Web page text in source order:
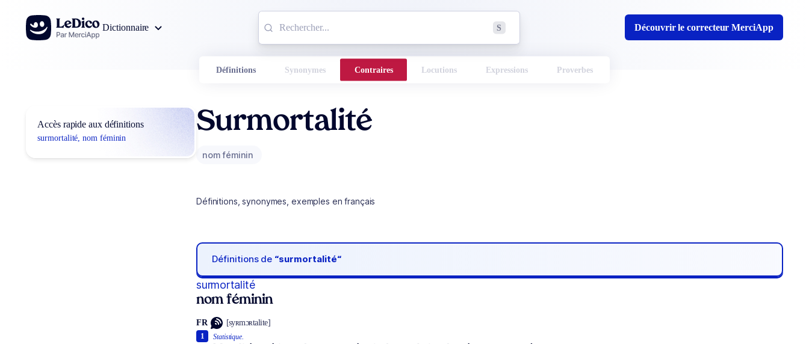
Aller au contenu
Dictionnaire
S Découvrir le correcteur MerciApp
Définitions Synonymes Contraires Locutions Expressions Proverbes
Accès rapide aux définitions
surmortalité, nom féminin
Surmortalité
nom féminin
Définitions, synonymes, exemples en français
Définitions de “surmortalité“
surmortalité
nom féminin
FR [syʀmɔʀtalite]
Statistique.
1